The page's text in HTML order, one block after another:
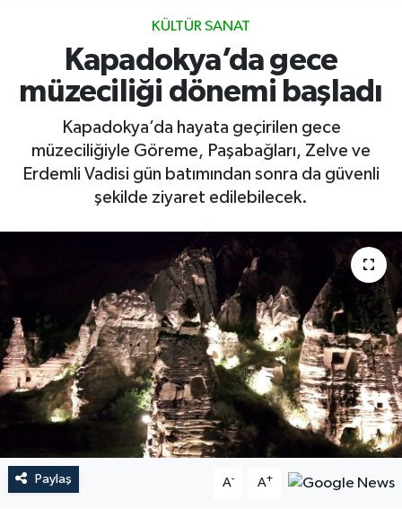
KÜLTÜR SANAT
Kapadokya’da gece
müzeciliği dönemi başladı
Kapadokya’da hayata geçirilen gece
müzeciliğiyle Göreme, Paşabağları, Zelve ve
Erdemli Vadisi gün batımından sonra da güvenli
şekilde ziyaret edilebilecek.
Paylaş A- A+